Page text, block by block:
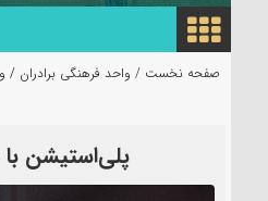
صفحه نخست / واحد فرهنگی برادران /
پلی‌استیشن